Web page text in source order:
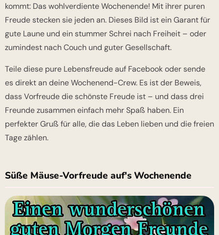
kommt: Das wohlverdiente Wochenende! Mit ihrer puren
Freude stecken sie jeden an. Dieses Bild ist ein Garant für
gute Laune und ein stummer Schrei nach Freiheit – oder
zumindest nach Couch und guter Gesellschaft.
Teile diese pure Lebensfreude auf Facebook oder sende
es direkt an deine Wochenend-Crew. Es ist der Beweis,
dass Vorfreude die schönste Freude ist – und dass drei
Freunde zusammen einfach mehr Spaß haben. Ein
perfekter Gruß für alle, die das Leben lieben und die freien
Tage zählen.
Süße Mäuse-Vorfreude auf's Wochenende